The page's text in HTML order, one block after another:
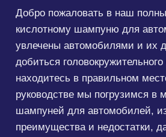
Добро пожаловать в наш
кислотному шампуню для
увлечены автомобилями и их
добиться
находитесь в правильном
руководстве мы погрузимся в
шампуней для автомобилей,
преимущества и недостатки,